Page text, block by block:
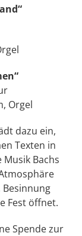
Orgel
dazu ein,
Texten in
Bachs
Fest öffnet.
Spende zur